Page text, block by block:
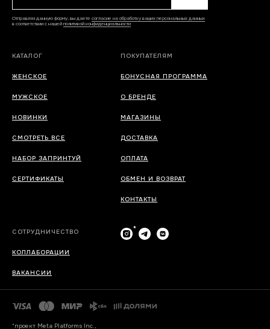
Отправляя данную форму, вы даете согласие на обработку ваших персональных данных
в соответствии с нашей политикой конфиденциальности
КАТАЛОГ
ЖЕНСКОЕ
МУЖСКОЕ
НОВИНКИ
СМОТРЕТЬ ВСЕ
НАБОР ЗАПРИНТУЙ
СЕРТИФИКАТЫ
ПОКУПАТЕЛЯМ
БОНУСНАЯ ПРОГРАММА
О БРЕНДЕ
МАГАЗИНЫ
ДОСТАВКА
ОПЛАТА
ОБМЕН И ВОЗВРАТ
КОНТАКТЫ
СОТРУДНИЧЕСТВО
КОЛЛАБОРАЦИИ
ВАКАНСИИ
*
*проект Meta Platforms Inc.,